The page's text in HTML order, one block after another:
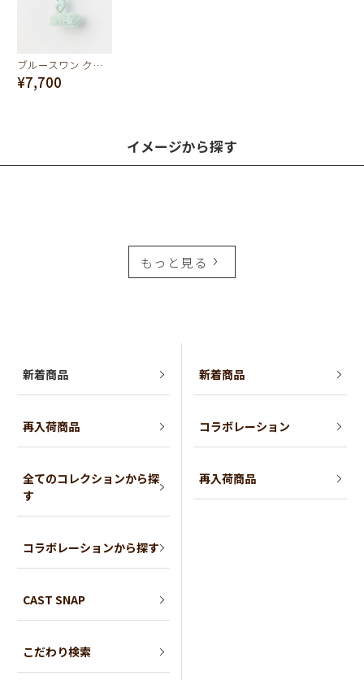
ブルースワン クリームケーキ チャーム
¥7,700
イメージから探す
もっと見る
新着商品
再入荷商品
全てのコレクションから探
す
コラボレーションから探す
CAST SNAP
こだわり検索
新着商品
コラボレーション
再入荷商品